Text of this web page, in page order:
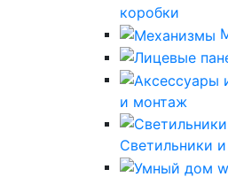
коробки
и монтаж
Светильники